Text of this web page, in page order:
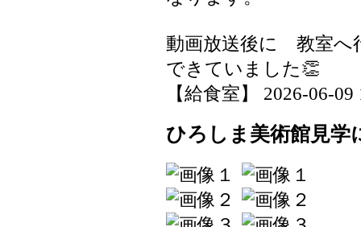
動画放送後に 教室
できていました👏
【給食室】 2026-06-
ひろしま美術館見学